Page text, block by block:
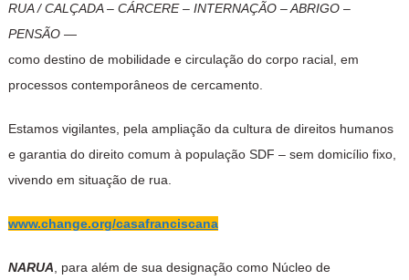
RUA / CALÇADA – CÁRCERE – INTERNAÇÃO – ABRIGO –
PENSÃO—
como destino de mobilidade e circulação do corpo racial, em
processos contemporâneos de cercamento.
Estamos vigilantes, pela ampliação da cultura de direitos humanos
e garantia do direito comum à população SDF – sem domicílio fixo,
vivendo em situação de rua.
www.change.org/casafranciscana
NARUA , para além de sua designação como Núcleo de